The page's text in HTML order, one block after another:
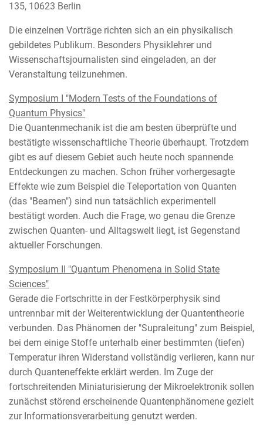
135, 10623 Berlin
Die einzelnen Vorträge richten sich an ein physikalisch
gebildetes Publikum. Besonders Physiklehrer und
Wissenschaftsjournalisten sind eingeladen, an der
Veranstaltung teilzunehmen.
Symposium I "Modern Tests of the Foundations of
Quantum Physics"
Die Quantenmechanik ist die am besten überprüfte und
bestätigte wissenschaftliche Theorie überhaupt. Trotzdem
gibt es auf diesem Gebiet auch heute noch spannende
Entdeckungen zu machen. Schon früher vorhergesagte
Effekte wie zum Beispiel die Teleportation von Quanten
(das "Beamen") sind nun tatsächlich experimentell
bestätigt worden. Auch die Frage, wo genau die Grenze
zwischen Quanten- und Alltagswelt liegt, ist Gegenstand
aktueller Forschungen.
Symposium II "Quantum Phenomena in Solid State
Sciences"
Gerade die Fortschritte in der Festkörperphysik sind
untrennbar mit der Weiterentwicklung der Quantentheorie
verbunden. Das Phänomen der "Supraleitung" zum Beispiel,
bei dem einige Stoffe unterhalb einer bestimmten (tiefen)
Temperatur ihren Widerstand vollständig verlieren, kann nur
durch Quanteneffekte erklärt werden. Im Zuge der
fortschreitenden Miniaturisierung der Mikroelektronik sollen
zunächst störend erscheinende Quantenphänomene gezielt
zur Informationsverarbeitung genutzt werden.